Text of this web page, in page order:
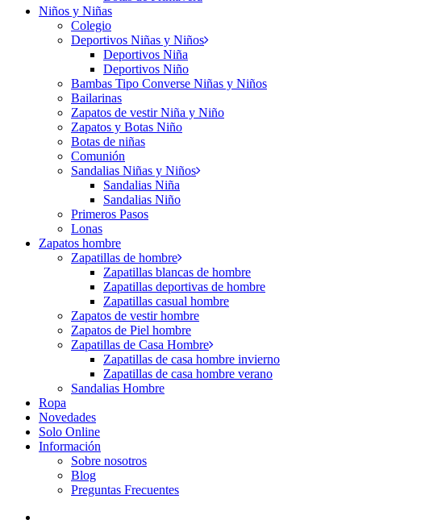
Niños y Niñas
Colegio
Deportivos Niñas y Niños
Deportivos Niña
Deportivos Niño
Bambas Tipo Converse Niñas y Niños
Bailarinas
Zapatos de vestir Niña y Niño
Zapatos y Botas Niño
Botas de niñas
Comunión
Sandalias Niñas y Niños
Sandalias Niña
Sandalias Niño
Primeros Pasos
Lonas
Zapatos hombre
Zapatillas de hombre
Zapatillas blancas de hombre
Zapatillas deportivas de hombre
Zapatillas casual hombre
Zapatos de vestir hombre
Zapatos de Piel hombre
Zapatillas de Casa Hombre
Zapatillas de casa hombre invierno
Zapatillas de casa hombre verano
Sandalias Hombre
Ropa
Novedades
Solo Online
Información
Sobre nosotros
Blog
Preguntas Frecuentes